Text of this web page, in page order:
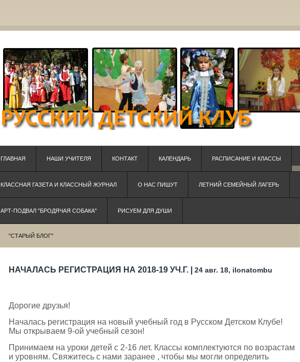
ГЛАВНАЯ НАШИ УЧИТЕЛЯ КОНТАКТ КАЛЕНДАРЬ РАСПИСАНИЕ И КЛАССЫ
КЛАССНАЯ ГАЗЕТА И КЛАССНЫЙ ЖУРНАЛ О НАС ПИШУТ ЛЕТНИЙ СЕМЕЙНЫЙ ЛАГЕРЬ
АРТ-ПОДВАЛ "БРОДЯЧАЯ СОБАКА" РИСУЕМ ДЛЯ ДУШИ
"СТАРЫЙ БЛОГ"
НАЧАЛАСЬ РЕГИСТРАЦИЯ НА 2018-19 УЧ.Г. | 24 авг. 18, ilonatombu
Дорогие друзья!
Началась регистрация на новый учебный год в Русском Детском Клубе!
Мы открываем 9-ой учебный сезон!
Принимаем на уроки детей с 2-16 лет. Классы комплектуются по возрастам
и уровням. Свяжитесь с нами заранее , чтобы мы могли определить